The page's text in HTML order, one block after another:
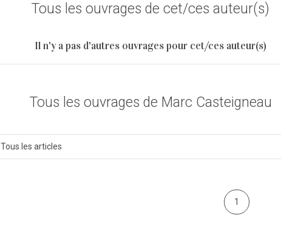
Tous les ouvrages de cet/ces auteur(s)
Il n'y a pas d'autres ouvrages pour cet/ces auteur(s)
Tous les ouvrages de Marc Casteigneau
Tous les articles
1